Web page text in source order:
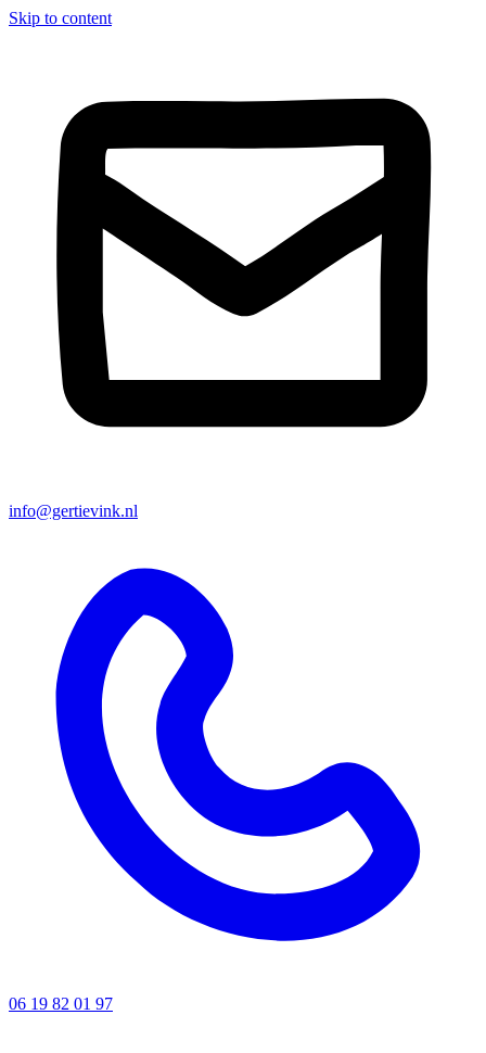
Skip to content
info@gertievink.nl
06 19 82 01 97